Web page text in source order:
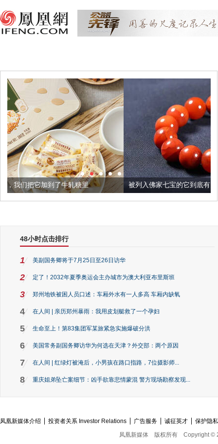
轧糖里 被列入佛家七宝的它到底有多美？
48小时点击排行
1 美副国务卿将于7月25日至26日访华
2 定了！2032年夏季奥运会主办城市为澳大利亚布里斯班
3 郑州地铁被困人员口述：车厢外水有一人多高 车厢内缺氧
4 在人间 | 亲历郑州暴雨：我用皮划艇救了一个孕妇
5 生命至上！第83集团军某旅紧急实施爆破分洪
6 美国常务副国务卿访华为何选在天津？外交部：两个原因
7 在人间 | 红绿灯被淹后，小男孩在路口指路，7位摄影师...
8 重庆姐弟坠亡案细节：凶手欲靠悲情蒙混 警方现场勘察发现...
凤凰新媒体介绍 投资者关系 Investor Relations 广告服务 诚征英才
保护隐
凤凰新媒体
版权所有 Copyright ©